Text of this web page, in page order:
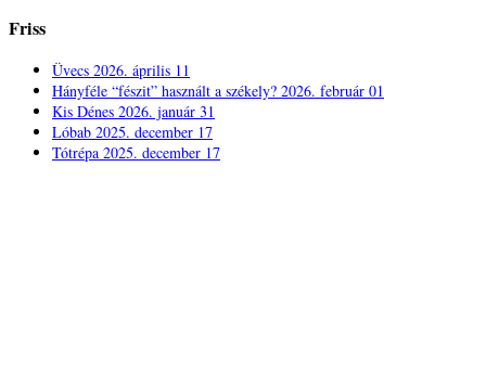
Friss
Üvecs 2026. április 11
Hányféle “fészit” használt a székely? 2026. február 01
Kis Dénes 2026. január 31
Lóbab 2025. december 17
Tótrépa 2025. december 17